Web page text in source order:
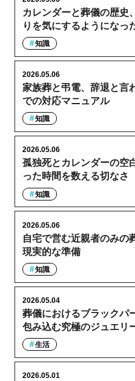
カレンダーと葬儀の歴史
りを気にするようになっ
知識
家族葬と弔電、辞退と言
での対応マニュアル
2026.05.06
知識
孤独死とカレンダーの空
った時間を数える切なさ
2026.05.06
知識
自宅で営む近親者のみの
現実的な準備
2026.05.06
知識
葬儀におけるブラックパ
包み込む究極のジュエリ
2026.05.04
生活
2026.05.01